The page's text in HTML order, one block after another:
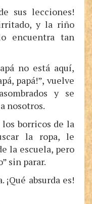
sus lecciones!
y la riño
encuentra tan
no está aquí,
papá!”, vuelve
y se
nosotros.
los borricos de la
la ropa, le
la escuela, pero
sin parar.
absurda es!